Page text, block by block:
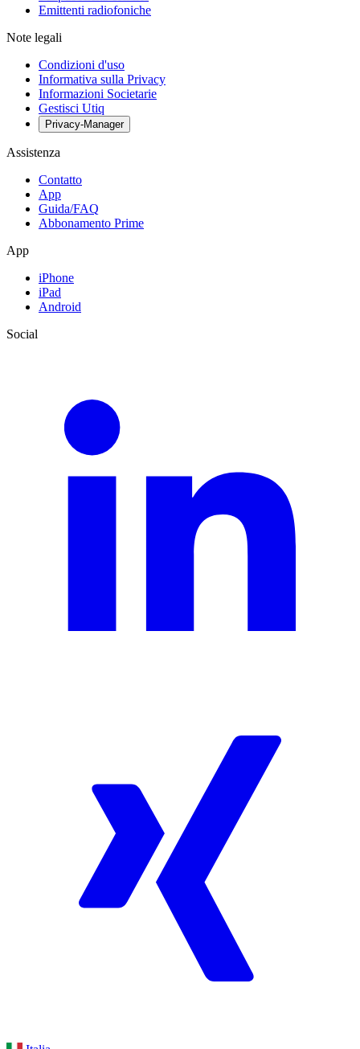
Emittenti radiofoniche
Note legali
Condizioni d'uso
Informativa sulla Privacy
Informazioni Societarie
Gestisci Utiq
Privacy-Manager
Assistenza
Contatto
App
Guida/FAQ
Abbonamento Prime
App
iPhone
iPad
Android
Social